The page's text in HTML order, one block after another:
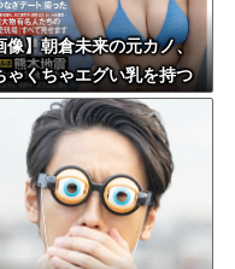
像】朝倉未来の元カノ、
ゃくちゃエグい乳を持つ